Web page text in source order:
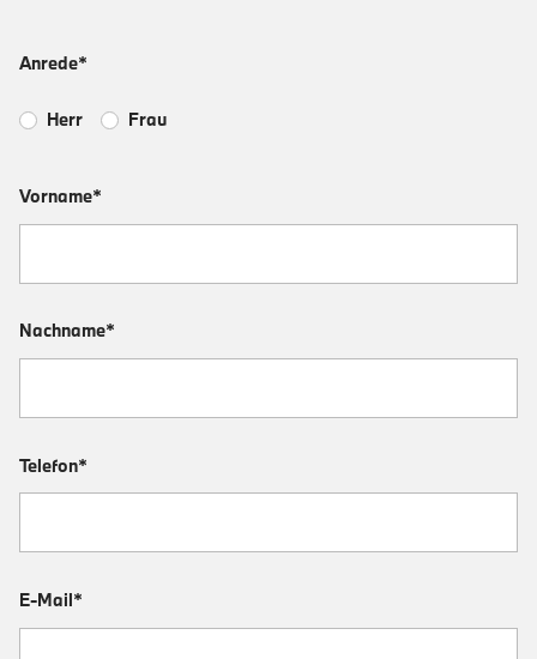
Anrede*
Herr Frau
Vorname*
Nachname*
Telefon*
E-Mail*